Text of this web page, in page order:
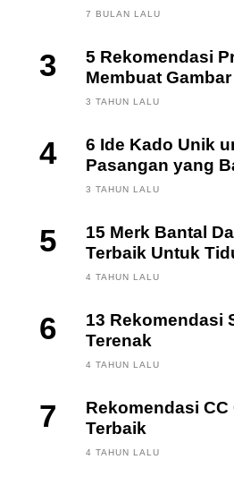
7 BULAN LALU
3
5 Rekomendasi
Membuat
3 TAHUN LALU
4
6 Ide Kado Unik
Pasangan yang
3 TAHUN LALU
5
15 Merk Bantal
Terbaik Untuk
Berkualitas
4 TAHUN LALU
6
13 Rekomendasi
Terenak
4 TAHUN LALU
7
Rekomendasi CC
Terbaik
4 TAHUN LALU